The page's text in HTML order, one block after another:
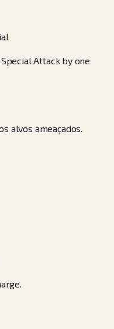
Attack by one
alvos ameaçados.